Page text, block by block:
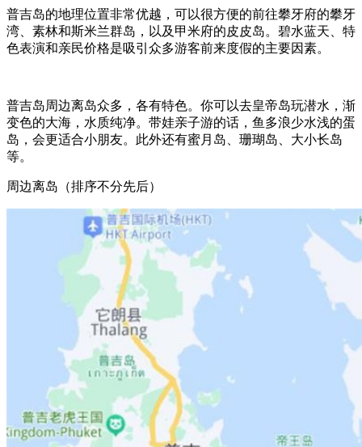
普吉岛的地理位置非常优越，可以很方便的前往攀牙府的攀牙
湾、素林和斯米兰群岛，以及甲米府的皮皮岛。碧水蓝天、特
色表演和亲民价格是吸引众多游客前来度假的主要因素。
普吉岛周边离岛众多，各有特色。你可以去皇帝岛玩潜水，渐
变色的大海，水质纯净。带娃亲子游的话，鱼多浪少水浅的蛋
岛，会更适合小朋友。此外还有蜜月岛、珊瑚岛、大小长岛
等。
周边离岛（排序不分先后）